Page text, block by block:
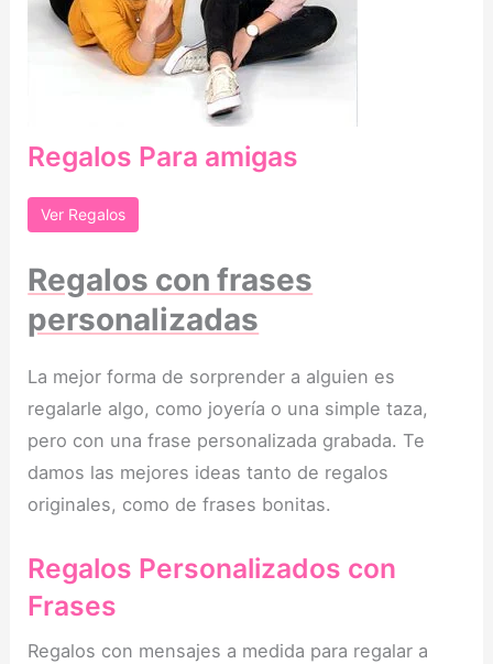
Regalos Para amigas
Ver Regalos
Regalos con frases
personalizadas
La mejor forma de sorprender a alguien es
regalarle algo, como joyería o una simple taza,
pero con una frase personalizada grabada. Te
damos las mejores ideas tanto de regalos
originales, como de frases bonitas.
Regalos Personalizados con
Frases
Regalos con mensajes a medida para regalar a